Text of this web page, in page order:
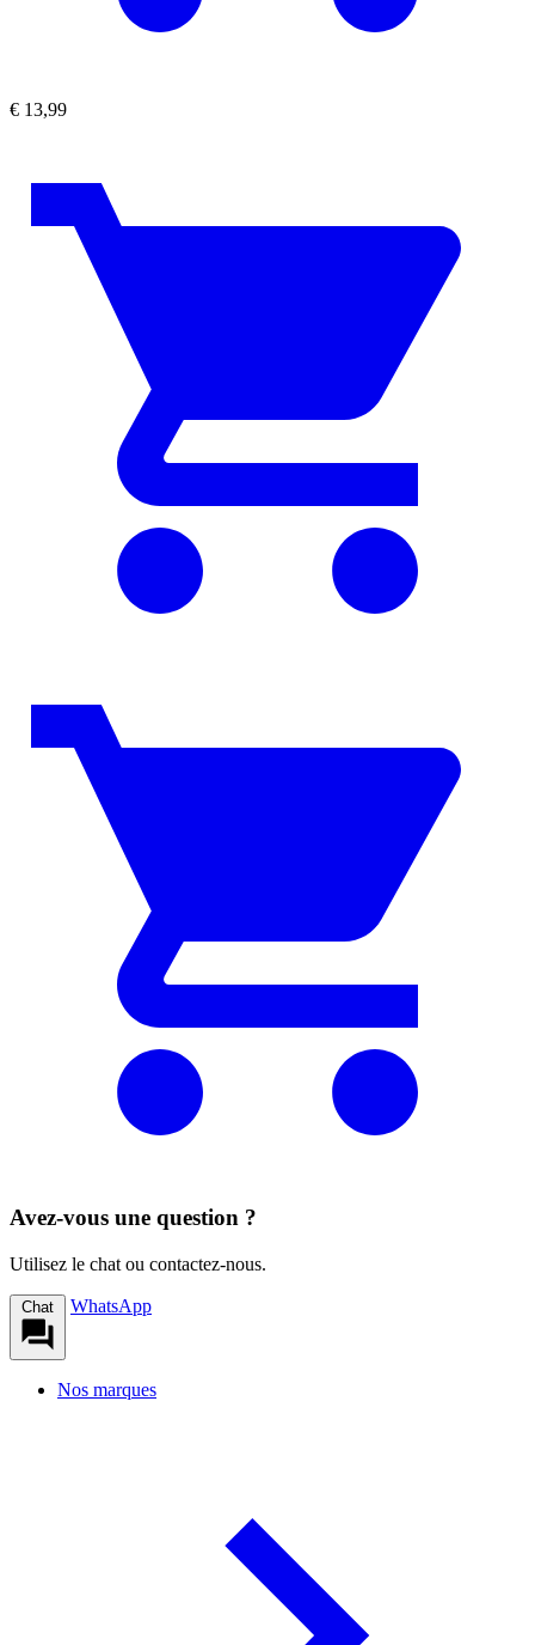
€ 13,99
Avez-vous une question ?
Utilisez le chat ou contactez-nous.
Chat WhatsApp
Nos marques